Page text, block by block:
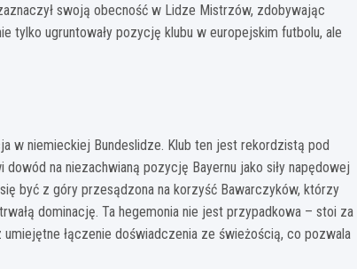
swoją obecność w Lidze Mistrzów, zdobywając
ugruntowały pozycję klubu w europejskim futbolu, ale
w niemieckiej Bundeslidze. Klub ten jest rekordzistą pod
na niezachwianą pozycję Bayernu jako siły napędowej
być z góry przesądzona na korzyść Bawarczyków, którzy
dominację. Ta hegemonia nie jest przypadkowa – stoi za
łączenie doświadczenia ze świeżością, co pozwala